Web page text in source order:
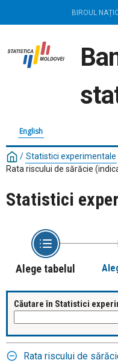
BIROUL
English
/ Statistici experimentale
Rata riscului de sărăcie
Statistici
Alege tabelul
Căutare în Statistici
Rata riscului de